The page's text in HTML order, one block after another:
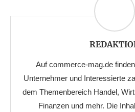
Auf commerce-mag.de
Unternehmer und Interessierte
dem Themenbereich Handel,
Finanzen und mehr. Die